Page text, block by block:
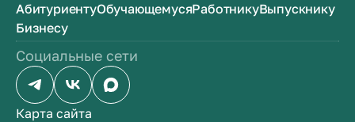
АбитуриентуОбучающемусяРаботникуВыпускнику
Бизнесу
Социальные сети
Карта сайта